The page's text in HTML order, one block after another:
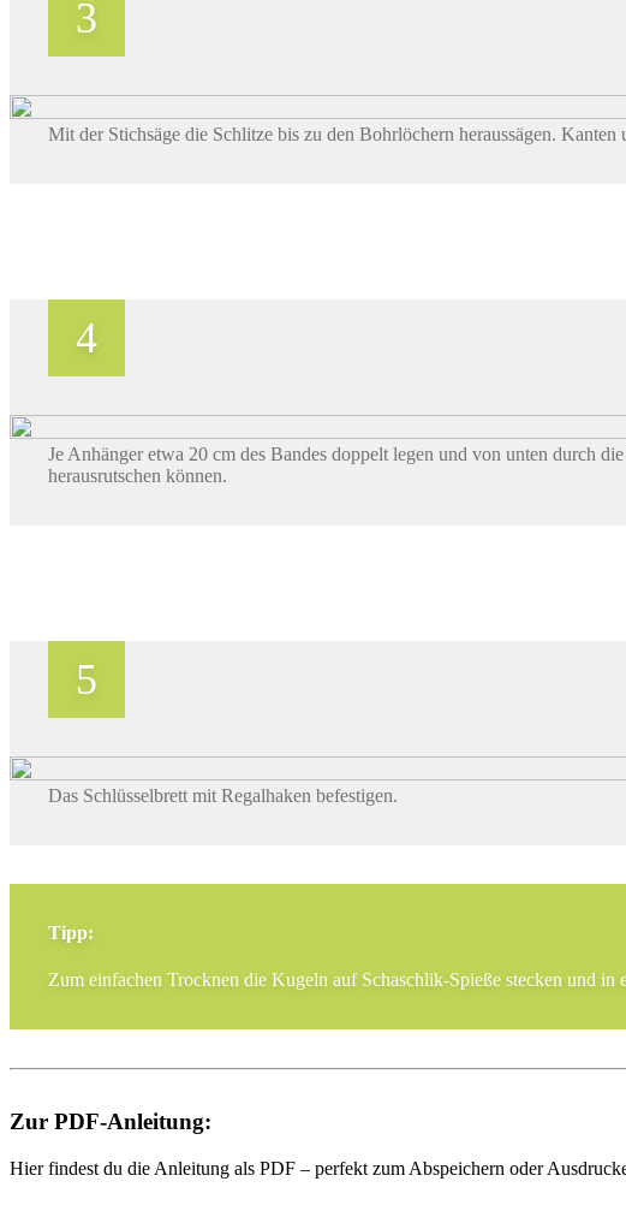
Mit der Stichsäge die Schlitze bis zu den Bohrlöchern heraussägen.
Je Anhänger etwa 20 cm des Bandes doppelt legen und von unten durch
herausrutschen können.
Das Schlüsselbrett mit Regalhaken befestigen.
Tipp:
Zum einfachen Trocknen die Kugeln auf Schaschlik-Spieße stecken und in
Zur PDF-Anleitung:
Hier findest du die Anleitung als PDF – perfekt zum Abspeichern oder